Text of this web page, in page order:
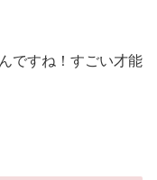
ですね！すごい才能